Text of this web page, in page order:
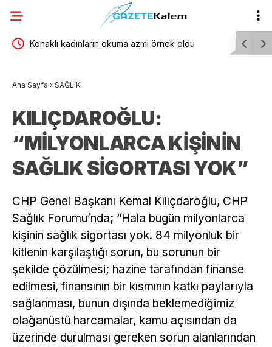
Konaklı kadınların okuma azmi örnek oldu Ataşehir
Ana Sayfa › SAĞLIK
KILIÇDAROĞLU:
“MİLYONLARCA KİŞİNİN
SAĞLIK SİGORTASI YOK”
CHP Genel Başkanı Kemal Kılıçdaroğlu, CHP
Sağlık Forumu’nda; “Hala bugün milyonlarca
kişinin sağlık sigortası yok. 84 milyonluk bir
kitlenin karşılaştığı sorun, bu sorunun bir
şekilde çözülmesi; hazine tarafından finanse
edilmesi, finansının bir kısmının katkı paylarıyla
sağlanması, bunun dışında beklemediğimiz
olağanüstü harcamalar, kamu açısından da
üzerinde durulması gereken sorun alanlarından